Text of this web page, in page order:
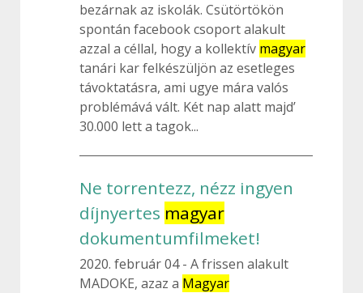
bezárnak az iskolák. Csütörtökön
spontán facebook csoport alakult
azzal a céllal, hogy a kollektív magyar
tanári kar felkészüljön az esetleges
távoktatásra, ami ugye mára valós
problémává vált. Két nap alatt majd’
30.000 lett a tagok...
Ne torrentezz, nézz ingyen
díjnyertes magyar
dokumentumfilmeket!
2020. február 04 A frissen alakult
MADOKE, azaz a Magyar